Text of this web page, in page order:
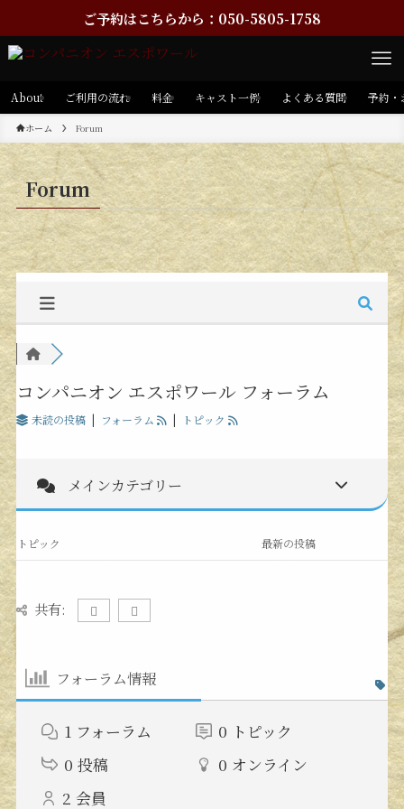
ご予約はこちらから：050-5805-1758
About ご利用の流れ 料金 キャスト一例 よくある質問 予約・
ホーム Forum
Forum
コンパニオン エスポワール フォーラム
未読の投稿 | フォーラム | トピック
メインカテゴリー
トピック 最新の投稿
共有:
フォーラム情報
1 フォーラム 0 トピック
0 投稿 0 オンライン
2 会員